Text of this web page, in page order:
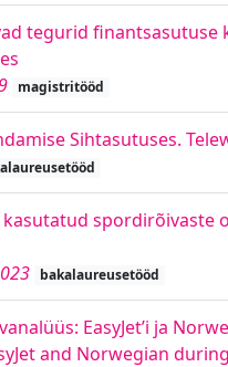
tegurid
magistritööd
Sihtasutuses.
spordirõivaste
bakalaureusetööd
EasyJet’i ja
and Norwegian